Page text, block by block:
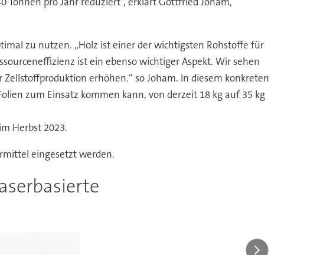
zu nutzen. „Holz ist einer der wichtigsten Rohstoffe für
ist ein ebenso wichtiger Aspekt. Wir sehen
erhöhen.“ so Joham. In diesem konkreten
zum Einsatz kommen kann, von derzeit 18 kg auf 35 kg
Herbst 2023.
eingesetzt werden.